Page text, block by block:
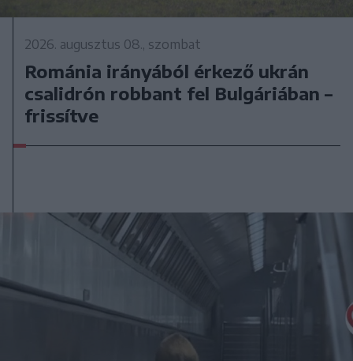
2026. augusztus 08., szombat
Románia irányából érkező ukrán
csalidrón robbant fel Bulgáriában –
frissítve